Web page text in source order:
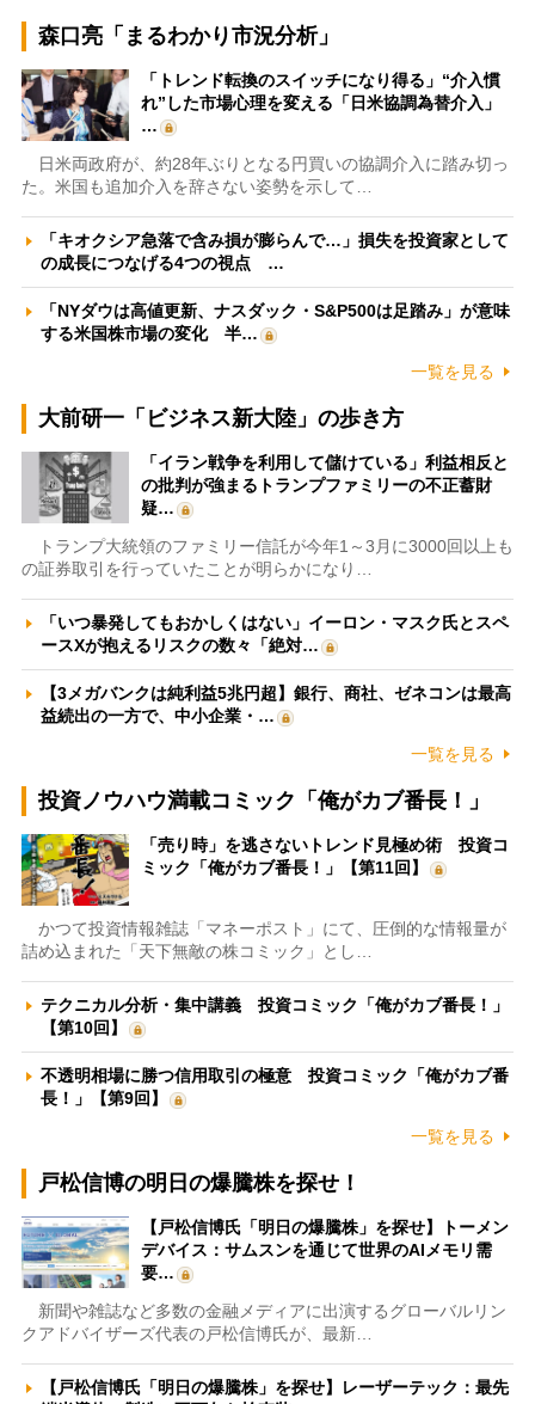
森口亮「まるわかり市況分析」
「トレンド転換のスイッチになり得る」“介入慣
れ”した市場心理を変える「日米協調為替介入」
…
日米両政府が、約28年ぶりとなる円買いの協調介入に踏み切っ
た。米国も追加介入を辞さない姿勢を示して…
「キオクシア急落で含み損が膨らんで…」損失を投資家として
の成長につなげる4つの視点 …
「NYダウは高値更新、ナスダック・S&P500は足踏み」が意味
する米国株市場の変化 半…
一覧を見る
大前研一「ビジネス新大陸」の歩き方
「イラン戦争を利用して儲けている」利益相反と
の批判が強まるトランプファミリーの不正蓄財
疑…
トランプ大統領のファミリー信託が今年1～3月に3000回以上も
の証券取引を行っていたことが明らかになり…
「いつ暴発してもおかしくはない」イーロン・マスク氏とスペ
ースXが抱えるリスクの数々「絶対…
【3メガバンクは純利益5兆円超】銀行、商社、ゼネコンは最高
益続出の一方で、中小企業・…
一覧を見る
投資ノウハウ満載コミック「俺がカブ番長！」
「売り時」を逃さないトレンド見極め術 投資コ
ミック「俺がカブ番長！」【第11回】
かつて投資情報雑誌「マネーポスト」にて、圧倒的な情報量が
詰め込まれた「天下無敵の株コミック」とし…
テクニカル分析・集中講義 投資コミック「俺がカブ番長！」
【第10回】
不透明相場に勝つ信用取引の極意 投資コミック「俺がカブ番
長！」【第9回】
一覧を見る
戸松信博の明日の爆騰株を探せ！
【戸松信博氏「明日の爆騰株」を探せ】トーメン
デバイス：サムスンを通じて世界のAIメモリ需
要…
新聞や雑誌など多数の金融メディアに出演するグローバルリン
クアドバイザーズ代表の戸松信博氏が、最新…
【戸松信博氏「明日の爆騰株」を探せ】レーザーテック：最先